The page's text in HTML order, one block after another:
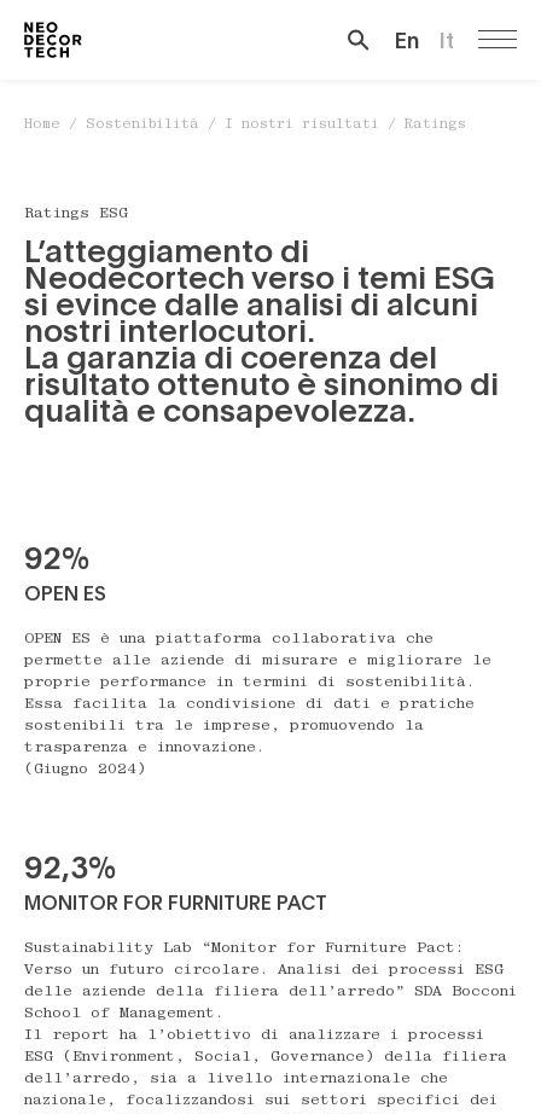
En It
Home / Sostenibilità / I nostri risultati / Ratings
Ratings ESG
L’atteggiamento di
Neodecortech verso i temi ESG
si evince dalle analisi di alcuni
nostri interlocutori.
La garanzia di coerenza del
risultato ottenuto è sinonimo di
qualità e consapevolezza.
92%
OPEN ES
OPEN ES è una piattaforma collaborativa che
permette alle aziende di misurare e migliorare le
proprie performance in termini di sostenibilità.
Essa facilita la condivisione di dati e pratiche
sostenibili tra le imprese, promuovendo la
trasparenza e innovazione.
(Giugno 2024)
92,3%
MONITOR FOR FURNITURE PACT
Sustainability Lab “Monitor for Furniture Pact:
Verso un futuro circolare. Analisi dei processi ESG
delle aziende della filiera dell’arredo” SDA Bocconi
School of Management.
Il report ha l’obiettivo di analizzare i processi
ESG (Environment, Social, Governance) della filiera
dell’arredo, sia a livello internazionale che
nazionale, focalizzandosi sui settori specifici dei